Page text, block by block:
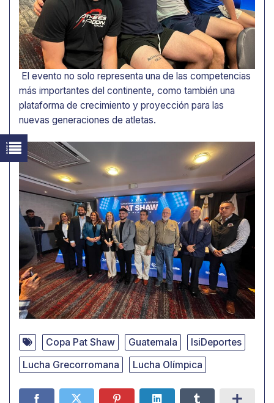
El evento no solo representa una de las competencias
más importantes del continente, como también una
plataforma de crecimiento y proyección para las
nuevas generaciones de atletas.
Copa Pat Shaw Guatemala
IsiDeportes
Lucha Grecorromana
Lucha Olímpica